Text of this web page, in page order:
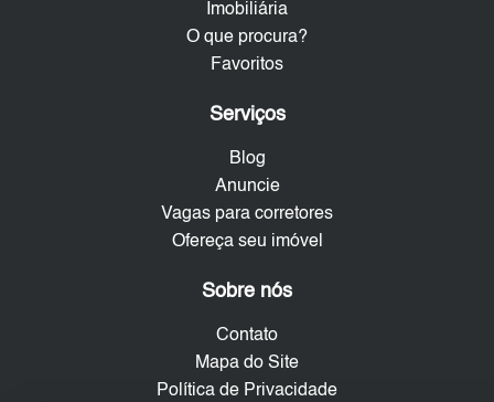
Imobiliária
O que procura?
Favoritos
Serviços
Blog
Anuncie
Vagas para corretores
Ofereça seu imóvel
Sobre nós
Contato
Mapa do Site
Política de Privacidade